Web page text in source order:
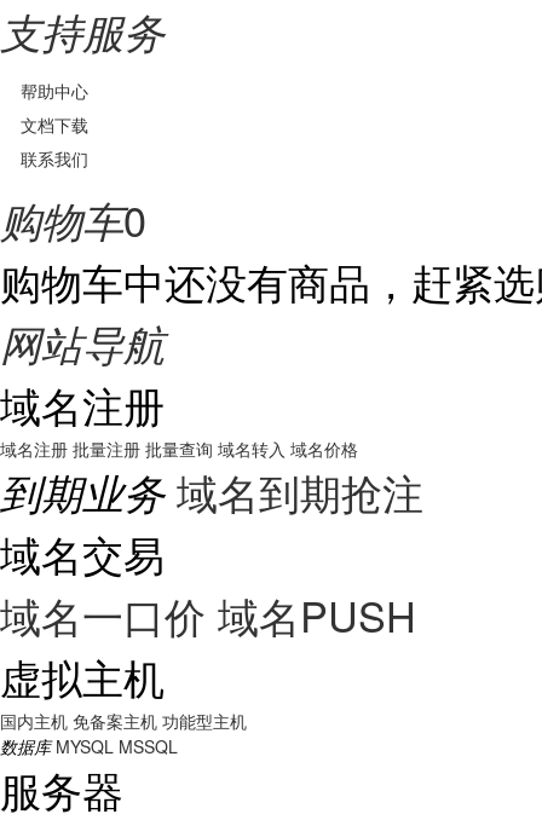
支持服务
帮助中心
文档下载
联系我们
购物车0
购物车中还没有商品，赶紧
网站导航
域名注册
域名注册 批量注册 批量查询 域名转入 域名价格
到期业务 域名到期抢注
域名交易
域名一口价 域名PUSH
虚拟主机
国内主机 免备案主机 功能型主机
数据库 MYSQL MSSQL
服务器